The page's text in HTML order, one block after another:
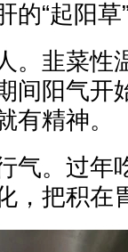
“起阳草
。韭菜性
间阳气开
有精神。
。过年
，把积在